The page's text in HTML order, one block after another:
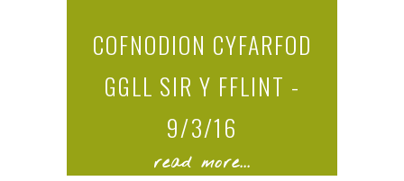
COFNODION CYFARFOD
GGLL SIR Y FFLINT -
9/3/16
read more...